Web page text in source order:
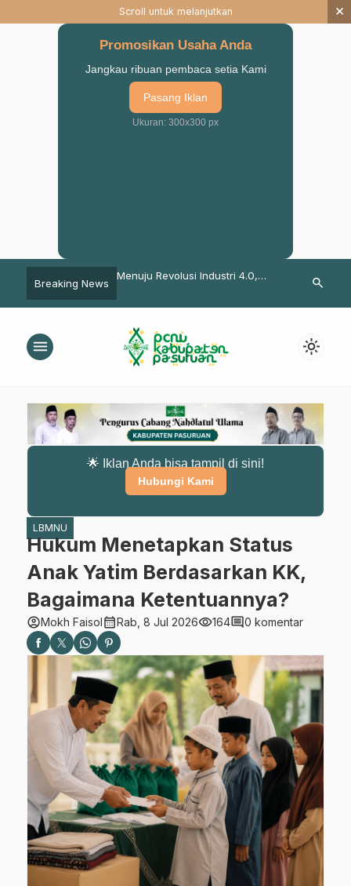
Scroll untuk melanjutkan ×
Promosikan Usaha Anda
Jangkau ribuan pembaca setia Kami
Pasang Iklan
Ukuran: 300x300 px
Breaking News
Sinergi dengan
Menuju Revolusi Industri 4.0,
Pembelajaran Online
Bekerjasama dengan UT Jakarta
Viral Isu
Umatnya
search
menu light_mode
🌟 Iklan Anda bisa tampil di sini!
Hubungi Kami
LBMNU
Hukum Menetapkan Status
Anak Yatim Berdasarkan KK,
Bagaimana Ketentuannya?
account_circleMokh Faisolcalendar_monthRab, 8 Jul 2026visibility164comment0 komentar